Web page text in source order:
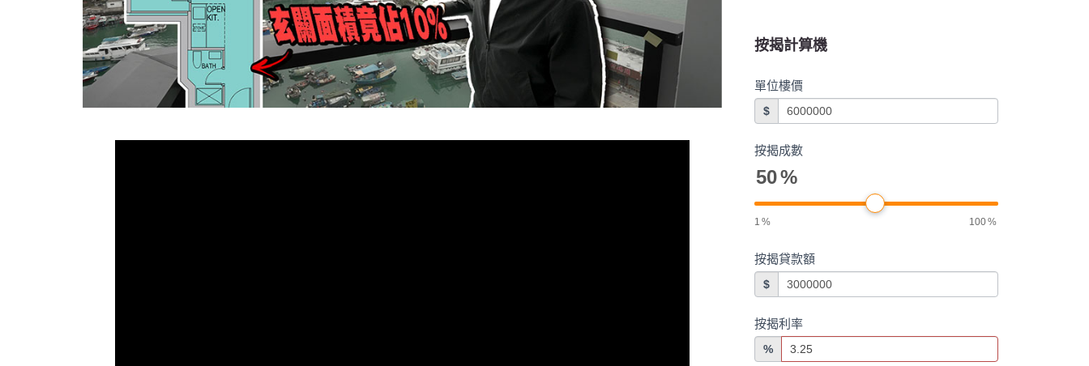
按揭計算機
單位樓價
$
按揭成數
50%
1 % 100%
按揭貸款額
$
按揭利率
%